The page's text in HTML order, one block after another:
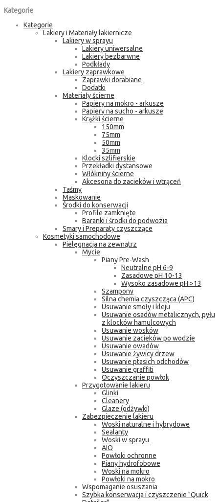
Kategorie
Kategorie
Lakiery i Materiały lakiernicze
Lakiery w sprayu
Lakiery uniwersalne
Lakiery bezbarwne
Podkłady
Lakiery zaprawkowe
Zaprawki dorabiane
Dodatki
Materiały ścierne
Papiery na mokro - arkusze
Papiery na sucho - arkusze
Krążki ścierne
150mm
75mm
50mm
35mm
Klocki szlifierskie
Przekładki dystansowe
Włókniny ścierne
Akcesoria do zacieków i wtrąceń
Taśmy
Maskowanie
Środki do konserwacji
Profile zamknięte
Baranki i środki do podwozia
Smary i Preparaty czyszczące
Kosmetyki samochodowe
Pielęgnacja na zewnątrz
Mycie
Piany Pre-Wash
Neutralne pH 6-9
Zasadowe pH 10-13
Wysoko zasadowe pH >13
Szampony
Silna chemia czyszcząca (APC)
Usuwanie smoły i kleju
Usuwanie osadów metalicznych, pyłu
z klocków hamulcowych
Usuwanie wosków
Usuwanie zacieków po wodzie
Usuwanie owadów
Usuwanie żywicy drzew
Usuwanie ptasich odchodów
Usuwanie graffiti
Oczyszczanie powłok
Przygotowanie lakieru
Glinki
Cleanery
Glaze (odżywki)
Zabezpieczenie lakieru
Woski naturalne i hybrydowe
Sealanty
Woski w sprayu
AIO
Powłoki ochronne
Piany hydrofobowe
Woski na mokro
Powłoki na mokro
Wspomaganie osuszania
Szybka konserwacja i czyszczenie "Quick